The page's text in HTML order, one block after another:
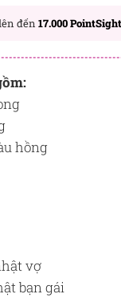
đến 17.000 PointSight
ước tính bạn sẽ
tương ứng với
trị dùng để trừ trực
tại Flowersight.
cho bạn.
hồng
vợ
bạn gái